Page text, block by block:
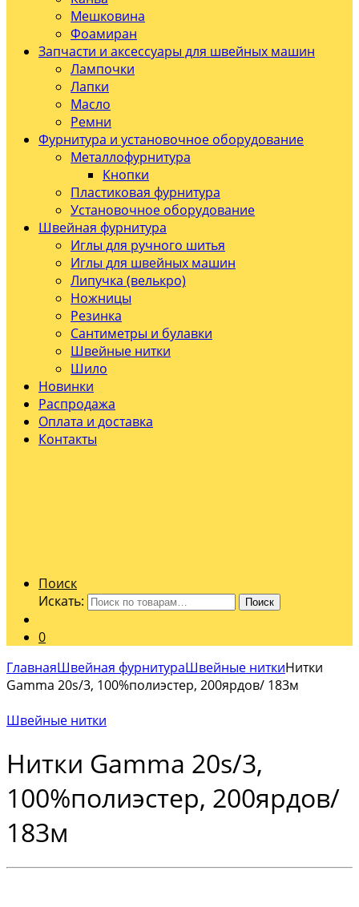
Мешковина
Фоамиран
Запчасти и аксессуары для швейных машин
Лампочки
Лапки
Масло
Ремни
Фурнитура и установочное оборудование
Металлофурнитура
Кнопки
Пластиковая фурнитура
Установочное оборудование
Швейная фурнитура
Иглы для ручного шитья
Иглы для швейных машин
Липучка (велькро)
Ножницы
Резинка
Сантиметры и булавки
Швейные нитки
Шило
Новинки
Распродажа
Оплата и доставка
Контакты
Поиск
Искать:
Поиск
0
ГлавнаяШвейная фурнитураШвейные ниткиНитки
Gamma 20s/3, 100%полиэстер, 200ярдов/ 183м
Швейные нитки
Нитки Gamma 20s/3,
100%полиэстер, 200ярдов/
183м